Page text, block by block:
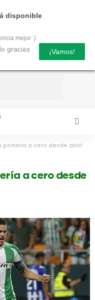
disponible
mejor :)
gracias ¡Vamos!
portería a cero desde abril
a cero desde